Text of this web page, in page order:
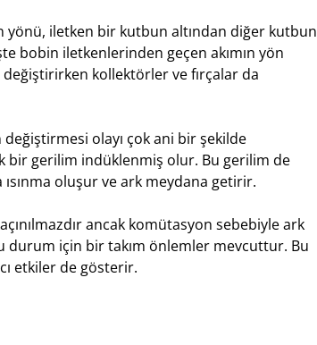
yönü, iletken bir kutbun altından diğer kutbun
bobin iletkenlerinden geçen akımın yön
kollektörler ve fırçalar da
değiştirmesi olayı çok ani bir şekilde
bir gerilim indüklenmiş olur. Bu gerilim de
oluşur ve ark meydana getirir.
ancak komütasyon sebebiyle ark
durum için bir takım önlemler mevcuttur. Bu
etkiler de gösterir.